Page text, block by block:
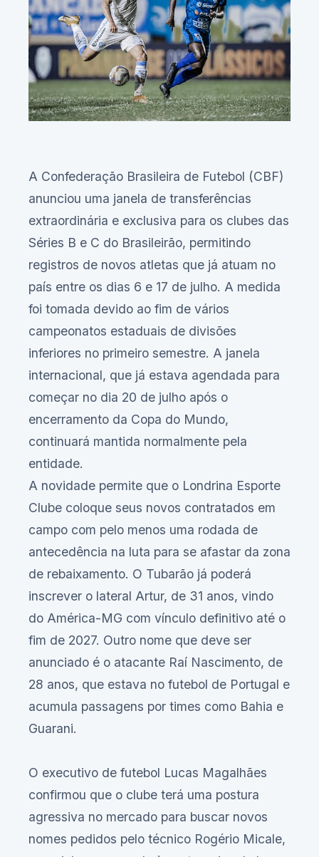
A Confederação Brasileira de Futebol (CBF)
anunciou uma janela de transferências
extraordinária e exclusiva para os clubes das
Séries B e C do Brasileirão, permitindo
registros de novos atletas que já atuam no
país entre os dias 6 e 17 de julho. A medida
foi tomada devido ao fim de vários
campeonatos estaduais de divisões
inferiores no primeiro semestre. A janela
internacional, que já estava agendada para
começar no dia 20 de julho após o
encerramento da Copa do Mundo,
continuará mantida normalmente pela
entidade.
A novidade permite que o Londrina Esporte
Clube coloque seus novos contratados em
campo com pelo menos uma rodada de
antecedência na luta para se afastar da zona
de rebaixamento. O Tubarão já poderá
inscrever o lateral Artur, de 31 anos, vindo
do América-MG com vínculo definitivo até o
fim de 2027. Outro nome que deve ser
anunciado é o atacante Raí Nascimento, de
28 anos, que estava no futebol de Portugal e
acumula passagens por times como Bahia e
Guarani.
O executivo de futebol Lucas Magalhães
confirmou que o clube terá uma postura
agressiva no mercado para buscar novos
nomes pedidos pelo técnico Rogério Micale,